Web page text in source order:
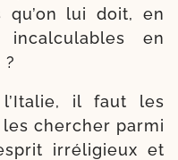
qu’on lui doit, en
en
il faut les
cher­cher par­mi
irré­li­gieux et